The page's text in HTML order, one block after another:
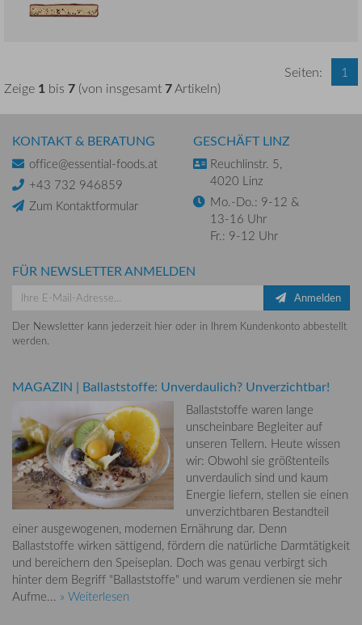
Zeige 1 bis 7 (von insgesamt7Artikeln)
Seiten: 1
KONTAKT & BERATUNG
office@essential-foods.at
+43 732 946859
Zum Kontaktformular
GESCHÄFT LINZ
Reuchlinstr. 5,
4020 Linz
Mo.-Do.: 9-12 &
13-16 Uhr
Fr.: 9-12 Uhr
FÜR NEWSLETTER ANMELDEN
Anmelden
Der Newsletter kann jederzeit hier oder in Ihrem Kundenkonto abbestellt
werden.
MAGAZIN | Ballaststoffe: Unverdaulich? Unverzichtbar!
Ballaststoffe waren lange
unscheinbare Begleiter auf
unseren Tellern. Heute wissen
wir: Obwohl sie größtenteils
unverdaulich sind und kaum
Energie liefern, stellen sie einen
unverzichtbaren Bestandteil
einer ausgewogenen, modernen Ernährung dar. Denn
Ballaststoffe wirken sättigend, fördern die natürliche Darmtätigkeit
und bereichern den Speiseplan. Doch was genau verbirgt sich
hinter dem Begriff "Ballaststoffe" und warum verdienen sie mehr
Aufme... » Weiterlesen